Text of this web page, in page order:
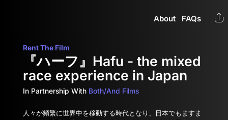
About FAQs
Rent The Film
『ハーフ』Hafu - the mixed
race experience in Japan
In Partnership With Both/And Films
人々が頻繁に世界中を移動する時代となり、日本でもますま